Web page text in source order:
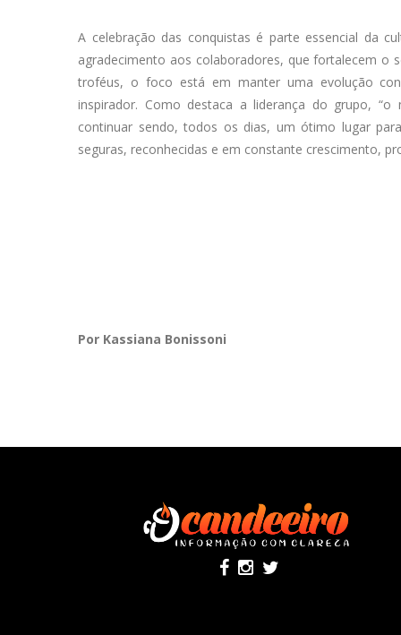
A celebração das conquistas é parte essencial da
agradecimento aos colaboradores, que fortalecem o
troféus, o foco está em manter uma evolução
inspirador. Como destaca a liderança do grupo,
continuar sendo, todos os dias, um ótimo lugar
seguras, reconhecidas e em constante crescimento,
Por Kassiana Bonissoni